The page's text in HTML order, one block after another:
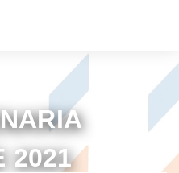
2021